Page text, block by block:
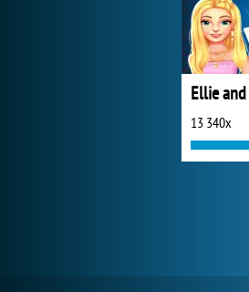
13 340x